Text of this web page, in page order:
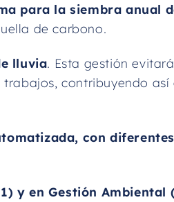
para la siembra anual
de carbono.
lluvia. Esta gestión
contribuyendo
con
y en Gestión Ambiental